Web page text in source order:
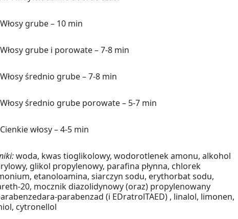
Włosy grube – 10 min
Włosy grube i porowate – 7-8 min
Włosy średnio grube – 7-8 min
Włosy średnio grube porowate – 5-7 min
Cienkie włosy – 4-5 min
woda, kwas tioglikolowy, wodorotlenek amonu, alkohol
glikol propylenowy, parafina płynna, chlorek
etanoloamina, siarczyn sodu, erythorbat sodu,
20, mocznik diazolidynowy (oraz) propylenowany
parabenzad (i EDratrolTAED) , linalol, limonen,
cytronellol